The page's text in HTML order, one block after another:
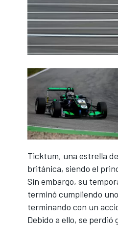
Ticktum, una estrella
británica, siendo el
Sin embargo, su
terminó cumpliendo
terminando con un
Debido a ello, se perdió